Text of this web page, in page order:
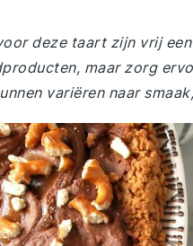
deze taart zijn vrij
maar zorg
variëren naar